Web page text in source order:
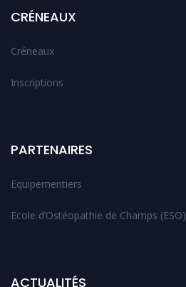
CRÉNEAUX
Créneaux
Inscriptions
PARTENAIRES
Equipementiers
Ecole d’Ostéopathie de Champs (ESO)
ACTUALITÉS